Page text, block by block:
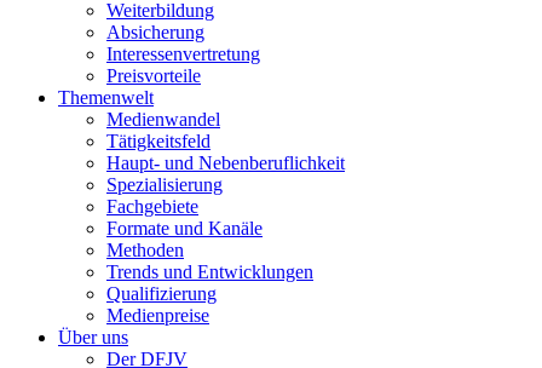
Weiterbildung
Absicherung
Interessenvertretung
Preisvorteile
Themenwelt
Medienwandel
Tätigkeitsfeld
Haupt- und Nebenberuflichkeit
Spezialisierung
Fachgebiete
Formate und Kanäle
Methoden
Trends und Entwicklungen
Qualifizierung
Medienpreise
Über uns
Der DFJV